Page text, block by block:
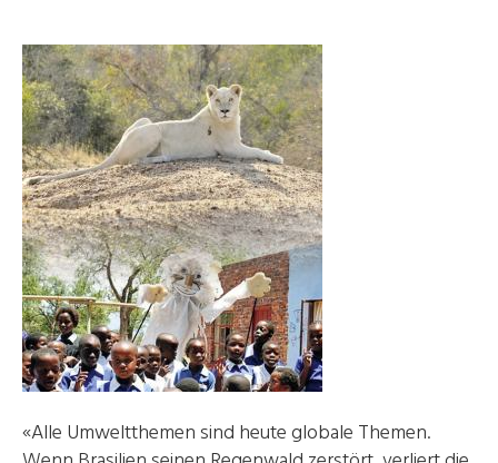
«Alle Umweltthemen sind heute globale Themen.